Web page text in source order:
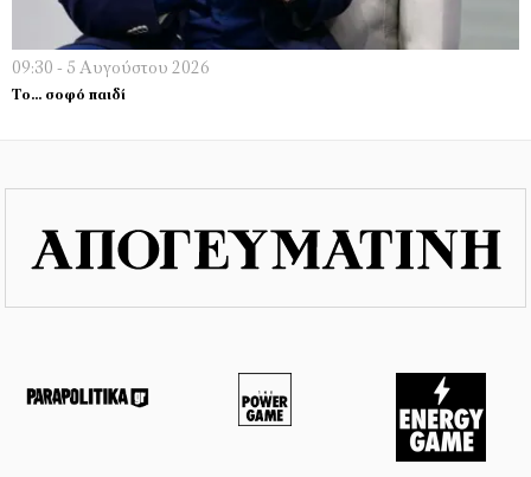
09:30 - 5 Αυγούστου 2026
Το… σοφό παιδί